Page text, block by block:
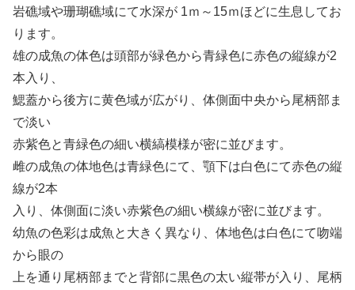
岩礁域や珊瑚礁域にて水深が 1ｍ～15ｍほどに生息してお
ります。
雄の成魚の体色は頭部が緑色から青緑色に赤色の縦線が2
本入り、
鰓蓋から後方に黄色域が広がり、体側面中央から尾柄部ま
で淡い
赤紫色と青緑色の細い横縞模様が密に並びます。
雌の成魚の体地色は青緑色にて、顎下は白色にて赤色の縦
線が2本
入り、体側面に淡い赤紫色の細い横線が密に並びます。
幼魚の色彩は成魚と大きく異なり、体地色は白色にて吻端
から眼の
上を通り尾柄部までと背部に黒色の太い縦帯が入り、尾柄